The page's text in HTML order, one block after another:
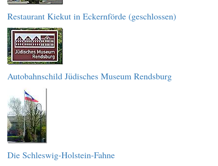
Restaurant Kiekut in Eckernförde (geschlossen)
Autobahnschild Jüdisches Museum Rendsburg
Die Schleswig-Holstein-Fahne